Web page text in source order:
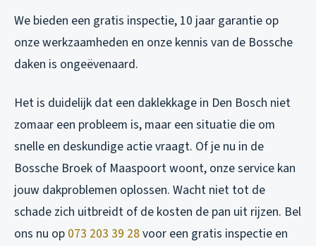
We bieden een gratis inspectie, 10 jaar garantie op
onze werkzaamheden en onze kennis van de Bossche
daken is ongeëvenaard.
Het is duidelijk dat een daklekkage in Den Bosch niet
zomaar een probleem is, maar een situatie die om
snelle en deskundige actie vraagt. Of je nu in de
Bossche Broek of Maaspoort woont, onze service kan
jouw dakproblemen oplossen. Wacht niet tot de
schade zich uitbreidt of de kosten de pan uit rijzen. Bel
ons nu op 073 203 39 28voor een gratis inspectie en